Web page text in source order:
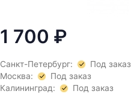
1 700 ₽
Санкт-Петербург:
Под заказ
Москва:
Под заказ
Калининград:
Под заказ